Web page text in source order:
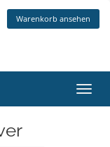
Warenkorb ansehen
ein-/